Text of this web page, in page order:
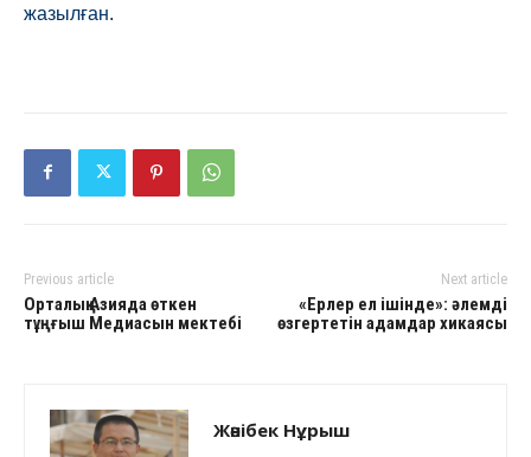
жазылған.
Previous article
Орталық Азияда өткен
тұңғыш Медиасын мектебі
Next article
«Ерлер ел ішінде»: әлемді
өзгертетін адамдар хикаясы
Жәнібек Нұрыш